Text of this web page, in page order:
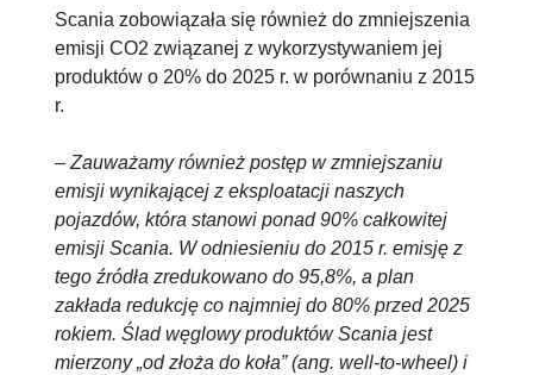
Scania zobowiązała się również do zmniejszenia
emisji CO2 związanej z wykorzystywaniem jej
produktów o 20% do 2025 r. w porównaniu z 2015
r.
–Zauważamy również postęp w zmniejszaniu
emisji wynikającej z eksploatacji naszych
pojazdów, która stanowi ponad 90% całkowitej
emisji Scania. W odniesieniu do 2015 r. emisję z
tego źródła zredukowano do 95,8%, a plan
zakłada redukcję co najmniej do 80% przed 2025
rokiem. Ślad węglowy produktów Scania jest
mierzony „od złoża do koła” (ang. well-to-wheel) i